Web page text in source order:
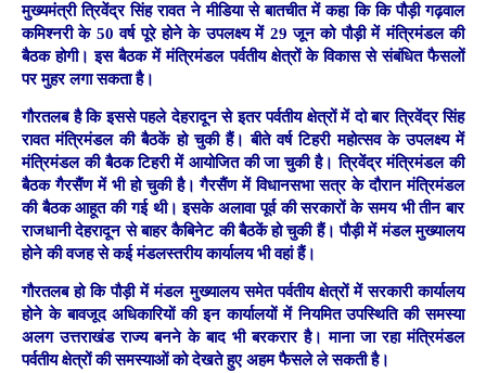
मुख्यमंत्री त्रिवेंद्र सिंह रावत ने मीडिया से बातचीत में कहा कि कि पौड़ी गढ़वाल
कमिश्नरी के 50 वर्ष पूरे होने के उपलक्ष्य में 29 जून को पौड़ी में मंत्रिमंडल की
बैठक होगी। इस बैठक में मंत्रिमंडल पर्वतीय क्षेत्रों के विकास से संबंधित फैसलों
पर मुहर लगा सकता है।
गौरतलब है कि इससे पहले देहरादून से इतर पर्वतीय क्षेत्रों में दो बार त्रिवेंद्र सिंह
रावत मंत्रिमंडल की बैठकें हो चुकी हैं। बीते वर्ष टिहरी महोत्सव के उपलक्ष्य में
मंत्रिमंडल की बैठक टिहरी में आयोजित की जा चुकी है। त्रिवेंद्र मंत्रिमंडल की
बैठक गैरसैंण में भी हो चुकी है। गैरसैंण में विधानसभा सत्र के दौरान मंत्रिमंडल
की बैठक आहूत की गई थी। इसके अलावा पूर्व की सरकारों के समय भी तीन बार
राजधानी देहरादून से बाहर कैबिनेट की बैठकें हो चुकी हैं। पौड़ी में मंडल मुख्यालय
होने की वजह से कई मंडलस्तरीय कार्यालय भी वहां हैं।
गौरतलब हो कि पौड़ी में मंडल मुख्यालय समेत पर्वतीय क्षेत्रों में सरकारी कार्यालय
होने के बावजूद अधिकारियों की इन कार्यालयों में नियमित उपस्थिति की समस्या
अलग उत्तराखंड राज्य बनने के बाद भी बरकरार है। माना जा रहा मंत्रिमंडल
पर्वतीय क्षेत्रों की समस्याओं को देखते हुए अहम फैसले ले सकती है।